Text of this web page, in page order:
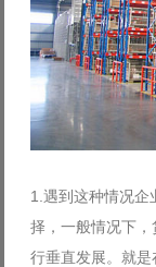
1.遇到这种情况企
择，一般情况下
行垂直发展。就